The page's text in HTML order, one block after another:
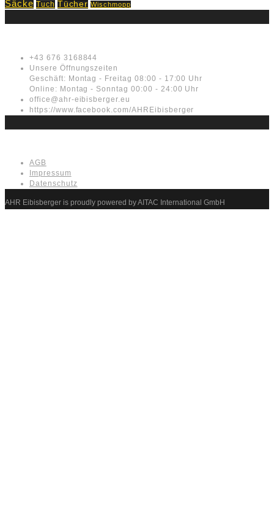
Säcke Tuch Tücher Wischmopp
+43 676 3168844
Unsere Öffnungszeiten
Geschäft: Montag - Freitag 08:00 - 17:00 Uhr
Online: Montag - Sonntag 00:00 - 24:00 Uhr
office@ahr-eibisberger.eu
https://www.facebook.com/AHREibisberger
AGB
Impressum
Datenschutz
AHR Eibisberger is proudly powered by AITAC International GmbH